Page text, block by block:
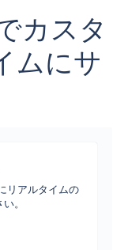
カスタ
ムにサ
リアルタイムの
。